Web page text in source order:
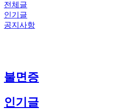
전체글
인기글
공지사항
불면증
인기글